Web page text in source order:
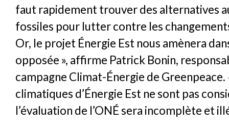
faut rapidement trouver des alternatives
fossiles pour lutter contre les
Or, le projet Énergie Est nous amènera
opposée », affirme Patrick Bonin,
campagne Climat-Énergie de Greenpeace.
climatiques d’Énergie Est ne sont pas
l’évaluation de l’ONÉ sera incomplète et